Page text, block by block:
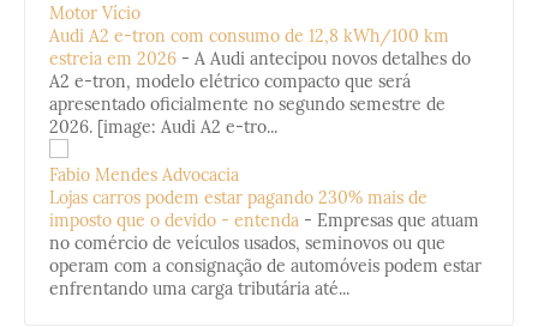
Motor Vício
Audi A2 e-tron com consumo de 12,8 kWh/100 km
estreia em 2026 - A Audi antecipou novos detalhes do
A2 e-tron, modelo elétrico compacto que será
apresentado oficialmente no segundo semestre de
2026. [image: Audi A2 e-tro...
Fabio Mendes Advocacia
Lojas carros podem estar pagando 230% mais de
imposto que o devido - entenda - Empresas que atuam
no comércio de veículos usados, seminovos ou que
operam com a consignação de automóveis podem estar
enfrentando uma carga tributária até...